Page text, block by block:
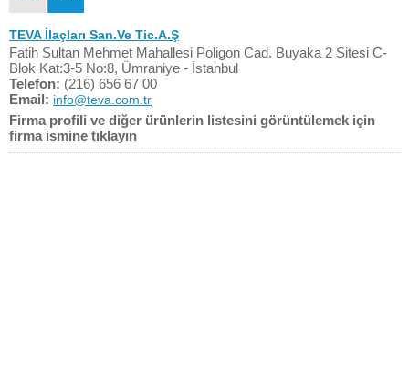
TEVA İlaçları San.Ve Tic.A.Ş
Fatih Sultan Mehmet Mahallesi Poligon Cad. Buyaka 2 Sitesi C-
Blok Kat:3-5 No:8, Ümraniye - İstanbul
Telefon: (216) 656 67 00
Email: info@teva.com.tr
Firma profili ve diğer ürünlerin listesini görüntülemek için
firma ismine tıklayın